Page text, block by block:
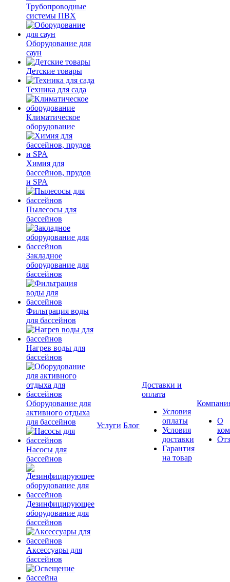
Трубопроводные
системы ПВХ
Оборудование для
саун
Детские товары
Техника для сада
Климатическое
оборудование
Химия для
бассейнов, прудов
и SPA
Пылесосы для
бассейнов
Закладное
оборудование для
бассейнов
Фильтрация воды
для бассейнов
Нагрев воды для
бассейнов
Оборудование для
активного отдыха
для бассейнов
Насосы для
бассейнов
Дезинфицирующее
оборудование для
бассейнов
Аксессуары для
бассейнов
Услуги Блог
Доставки и
оплата
Условия
оплаты
Условия
доставки
Гарантия
на товар
О